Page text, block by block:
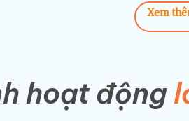
Xem
hoạt động